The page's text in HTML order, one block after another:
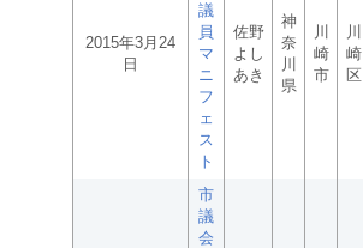
2015年3月24
日
議
員
マ
ニ
フ
ェ
ス
ト
佐野
よし
あき
神
奈
川
県
川
崎
市
川
崎
区
市
議
会